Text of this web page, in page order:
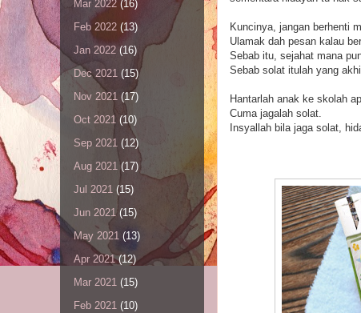
Kuncinya, jangan berhenti
Ulamak dah pesan kalau
Sebab itu, sejahat mana
Sebab solat itulah yang
Hantarlah anak ke skolah
Cuma jagalah solat.
Insyallah bila jaga solat,
Mar 2022 (16)
Feb 2022 (13)
Jan 2022 (16)
Dec 2021 (15)
Nov 2021 (17)
Oct 2021 (10)
Sep 2021 (12)
Aug 2021 (17)
Jul 2021 (15)
Jun 2021(15)
May 2021 (13)
Apr 2021(12)
Mar 2021 (15)
Feb 2021 (10)